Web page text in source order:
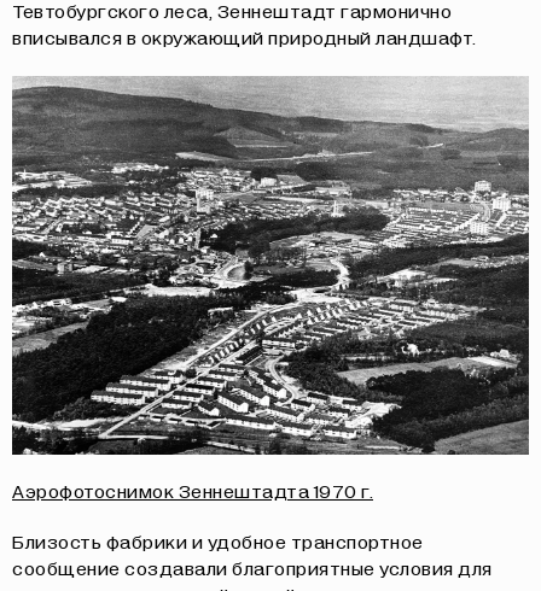
Тевтобургского леса, Зеннештадт гармонично
вписывался в окружающий природный ландшафт.
Аэрофотоснимок Зеннештадта 1970 г.
Близость фабрики и удобное транспортное
сообщение создавали благоприятные условия для